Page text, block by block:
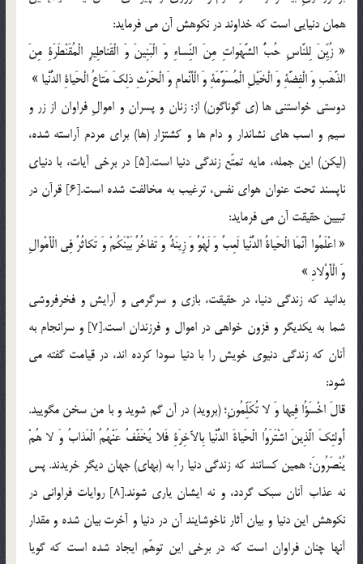
همان دنيايي است كه خداوند در نكوهش آن مي فرمايد:
« زُيِّنَ لِلنَّاسِ حُبُّ الشَّهَواتِ مِنَ النِّساءِ وَ الْبَنِينَ وَ الْقَناطِيرِ الْمُقَنْطَرَةِ مِنَ
الذَّهَبِ وَ الْفِضَّةِ وَ الْخَيْلِ الْمُسَوَّمَةِ وَ الْأَنْعامِ وَ الْحَرْثِ ذلِكَ مَتاعُ الْحَياةِ الدُّنْيا »
دوستي خواستني ها (ي گوناگون) از: زنان و پسران و اموالِ فراوان از زر و
سيم و اسب هاي نشاندار و دام ها و كشتزار (ها) براي مردم آراسته شده،
(ليكن) اين جمله، مايه تمتّع زندگي دنيا است.[5] در برخي آيات، با دنياي
ناپسند تحت عنوان هواي نفس، ترغيب به مخالفت شده است.[6] قرآن در
تبيين حقيقت آن مي فرمايد:
« اعْلَمُوا أَنَّمَا الْحَياةُ الدُّنْيا لَعِبٌ وَ لَهْوٌ وَ زِينَةٌ وَ تَفاخُرٌ بَيْنَكُمْ وَ تَكاثُرٌ فِي الْأَمْوالِ
وَ الْأَوْلادِ »
بدانيد كه زندگي دنيا، در حقيقت، بازي و سرگرمي و آرايش و فخرفروشي
شما به يكديگر و فزون خواهي در اموال و فرزندان است.[7] و سرانجام به
آنان كه زندگي دنيوي خويش را با دنيا سودا كرده اند،‌ در قيامت گفته مي
شود:
قالَ اخْسَؤُا فِيها وَ لا تُكَلِّمُونِ؛ (برويد) در آن گم شويد و با من سخن مگوييد.
أُولئِكَ الَّذِينَ اشْتَرَوُا الْحَياةَ الدُّنْيا بِالآخِرَةِ فَلا يُخَفَّفُ عَنْهُمُ الْعَذابُ وَ لا هُمْ
يُنْصَرُونَ؛ همين كسانند كه زندگي دنيا را به (بهاي) جهان ديگر خريدند. پس
نه عذاب آنان سبك گردد، و نه ايشان ياري شوند.[8] روايات فراواني در
نكوهش اين دنيا و بيان آثار ناخوشايند آن در دنيا و آخرت بيان شده و مقدار
آنها چنان فراوان است كه در برخي اين توهّم ايجاد شده است كه گويا